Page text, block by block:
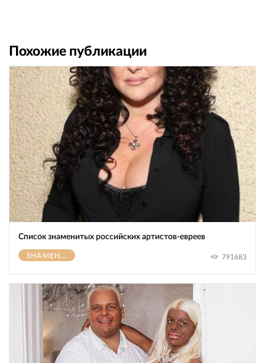
Похожие публикации
Список знаменитых российских артистов-евреев
ЗНАМЕНИТОСТИ 791683